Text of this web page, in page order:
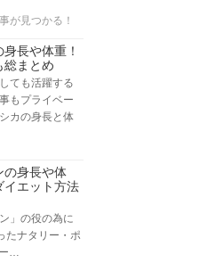
が見つかる！
長や体重！
総まとめ
ても活躍する
もプライベー
カの身長と体
の身長や体
イエット方法
」の役の為に
たナタリー・ポ
…